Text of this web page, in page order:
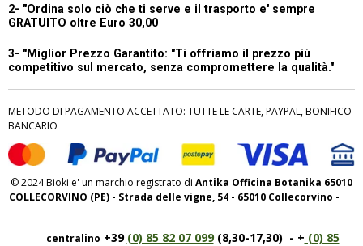
2- "Ordina solo ciò che ti serve e il trasporto e' sempre
GRATUITO oltre Euro 30,00
3- "Miglior Prezzo Garantito: "Ti offriamo il prezzo più
competitivo sul mercato, senza compromettere la qualità."
METODO DI PAGAMENTO ACCETTATO: TUTTE LE CARTE, PAYPAL, BONIFICO
BANCARIO
© 2024 Bioki e' un marchio registrato di Antika Officina Botanika 65010
COLLECORVINO (PE) - Strada delle vigne, 54 - 65010 Collecorvino -
centralino +39 (0) 85 82 07 099(8,30-17,30) - + (0) 85